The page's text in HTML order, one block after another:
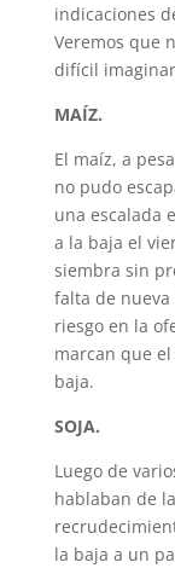
indicaciones
Veremos que
difícil
MAÍZ.
El maíz, a
no pudo
una escalada
a la baja el
siembra sin
falta de
riesgo en la
marcan que
baja.
SOJA.
Luego de
hablaban de
la baja a un